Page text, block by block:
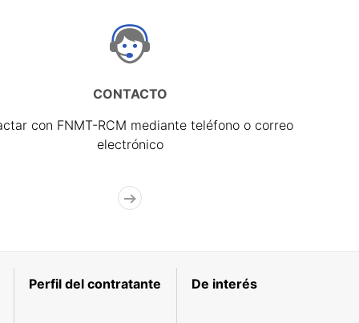
CONTACTO
con FNMT-RCM mediante teléfono o correo
electrónico
Perfil del contratante De interés